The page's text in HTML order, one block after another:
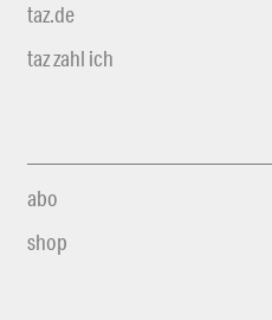
taz.de
taz zahl ich
abo
shop